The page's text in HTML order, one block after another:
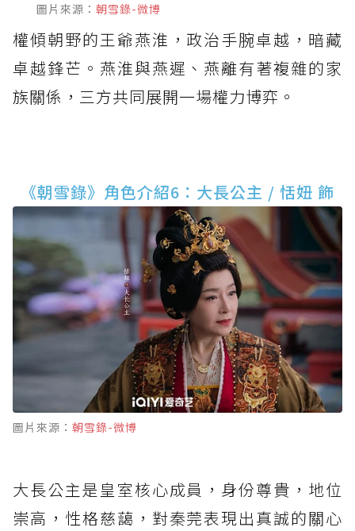
圖片來源： 朝雪錄-微博
權傾朝野的王爺燕淮，政治手腕卓越，暗藏
卓越鋒芒。燕淮與燕遲、燕離有著複雜的家
族關係，三方共同展開一場權力博弈。
《朝雪錄》角色介紹6：大長公主 / 恬妞 飾
圖片來源： 朝雪錄-微博
大長公主是皇室核心成員，身份尊貴，地位
崇高，性格慈藹，對秦莞表現出真誠的關心